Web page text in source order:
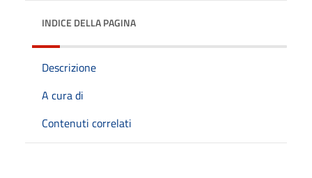
INDICE DELLA PAGINA
Descrizione
A cura di
Contenuti correlati